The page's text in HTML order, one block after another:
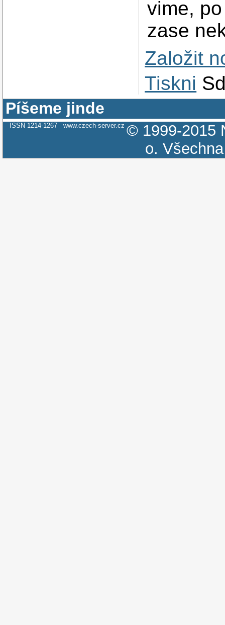
vime,
zase
Založit
Tiskni
Píšeme jinde
ISSN 1214-1267 www.czech-server.cz © 1999-2015
o.